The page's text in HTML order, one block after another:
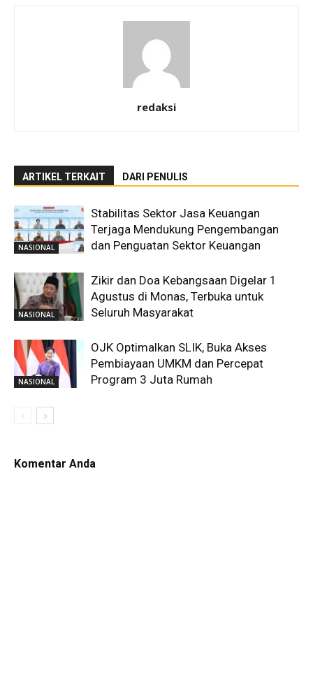
redaksi
ARTIKEL TERKAIT DARI PENULIS
NASIONAL
Stabilitas Sektor Jasa Keuangan
Terjaga Mendukung Pengembangan
dan Penguatan Sektor Keuangan
NASIONAL
Zikir dan Doa Kebangsaan Digelar 1
Agustus di Monas, Terbuka untuk
Seluruh Masyarakat
NASIONAL
OJK Optimalkan SLIK, Buka Akses
Pembiayaan UMKM dan Percepat
Program 3 Juta Rumah
Komentar Anda